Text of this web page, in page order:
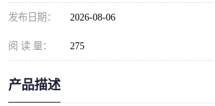
发布日期： 2026-08-06
阅 读 量： 275
产品描述